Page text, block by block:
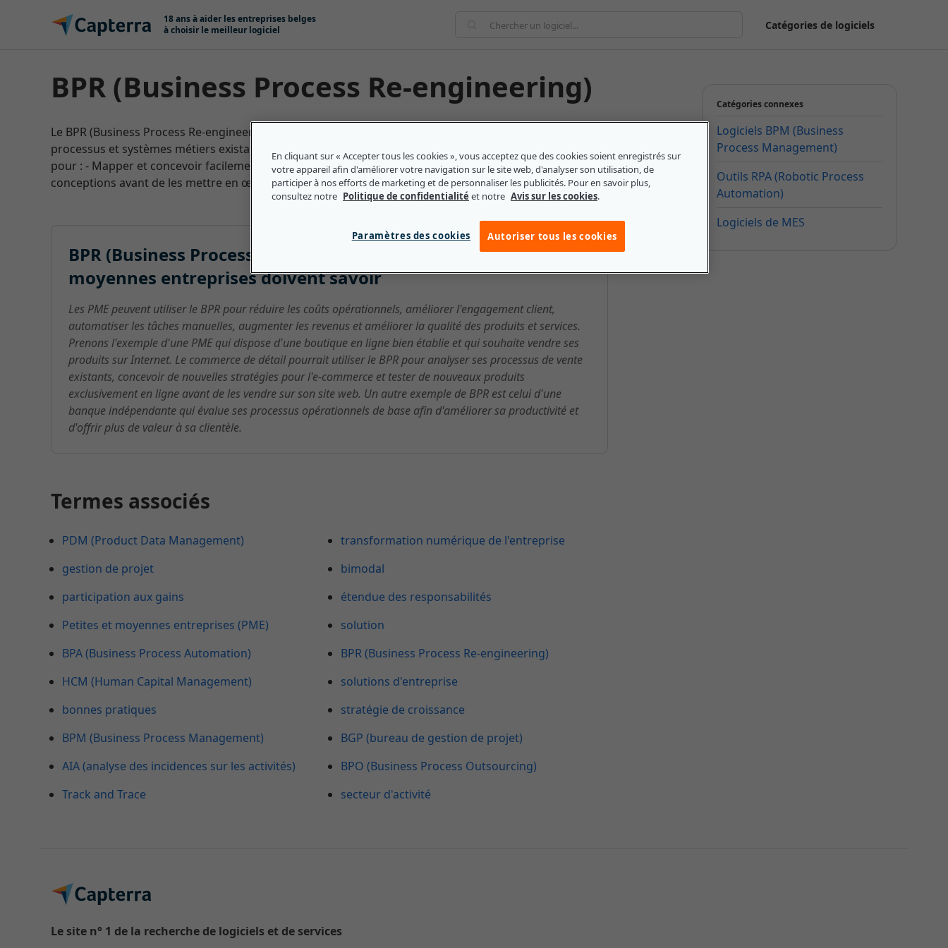
Passer au contenu
18 ans à aider les entreprises belges
à choisir le meilleur logiciel
Catégories de logiciels
BPR (Business Process Re-engineering)
Le BPR (Business Process Re-engineering) est une stratégie de gestion d'entreprise qui analyse les
processus et systèmes métiers existants d'une organisation. Les PME peuvent utiliser cette stratégie
pour : - Mapper et concevoir facilement les processus métiers. - Tester, simuler et prototyper les
conceptions avant de les mettre en œuvre. - Gérer le processus de mise en œuvre de l'activité.
BPR (Business Process Re-engineering) : ce que les petites et
moyennes entreprises doivent savoir
Les PME peuvent utiliser le BPR pour réduire les coûts opérationnels, améliorer l'engagement client,
automatiser les tâches manuelles, augmenter les revenus et améliorer la qualité des produits et services.
Prenons l'exemple d'une PME qui dispose d'une boutique en ligne bien établie et qui souhaite vendre ses
produits sur Internet. Le commerce de détail pourrait utiliser le BPR pour analyser ses processus de vente
existants, concevoir de nouvelles stratégies pour l'e-commerce et tester de nouveaux produits
exclusivement en ligne avant de les vendre sur son site web. Un autre exemple de BPR est celui d'une
banque indépendante qui évalue ses processus opérationnels de base afin d'améliorer sa productivité et
d'offrir plus de valeur à sa clientèle.
Termes associés
PDM (Product Data Management)
gestion de projet
participation aux gains
Petites et moyennes entreprises (PME)
BPA (Business Process Automation)
HCM (Human Capital Management)
bonnes pratiques
BPM (Business Process Management)
AIA (analyse des incidences sur les activités)
Track and Trace
transformation numérique de l'entreprise
bimodal
étendue des responsabilités
solution
BPR (Business Process Re-engineering)
solutions d'entreprise
stratégie de croissance
BGP (bureau de gestion de projet)
BPO (Business Process Outsourcing)
secteur d'activité
Catégories connexes
Logiciels BPM (Business
Process Management)
Outils RPA (Robotic Process
Automation)
Logiciels de MES
Le site n° 1 de la recherche de logiciels et de services
En cliquant sur « Accepter tous les cookies », vous acceptez que des cookies soient enregistrés sur
votre appareil afin d'améliorer votre navigation sur le site web, d'analyser son utilisation, de
participer à nos efforts de marketing et de personnaliser les publicités. Pour en savoir plus,
consultez notre Politique de confidentialité et notre Avis sur les cookies.
Autoriser tous les cookies
Paramètres des cookies